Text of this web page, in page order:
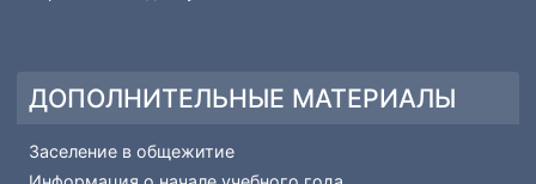
© 2026 Комсомольский-на-Амуре Колледж Технологии
и Сервиса. Все права защищены.
knacits.ru
- Официальный сайт КГБ ПОУ ККТиС; старая